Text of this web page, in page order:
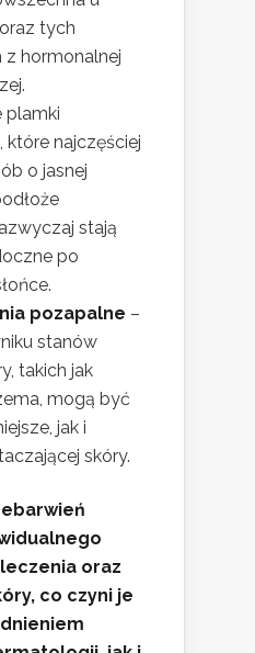
tych
hormonalnej
plamki
które najczęściej
o jasnej
stają
po
pozapalne –
stanów
takich jak
mogą być
jak i
skóry.
oraz
co czyni je